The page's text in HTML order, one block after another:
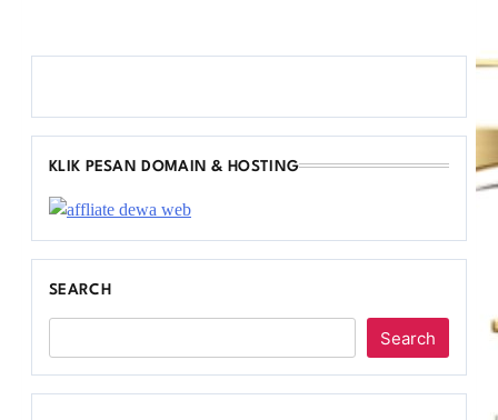
KLIK PESAN DOMAIN & HOSTING
SEARCH
Search